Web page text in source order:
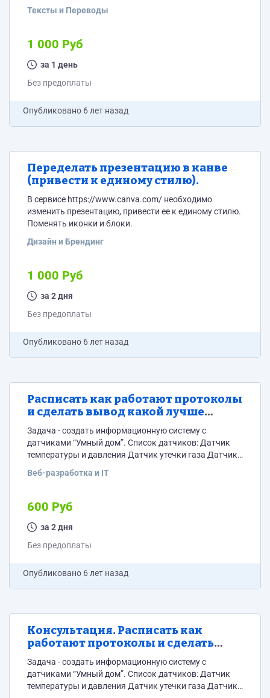
перенести игроков, создать матчи и заполнить
https://docs.google.com/document/d/
usp=sharing
Тексты и Переводы
1 000 Руб
за 1 день
Без предоплаты
Опубликовано 6 лет назад
Переделать презентацию в канве
(привести к единому стилю).
В сервисе https://www.canva.com/ необходимо
изменить презентацию, привести ее к единому стилю.
Поменять иконки и блоки.
Дизайн и Брендинг
1 000 Руб
за 2 дня
Без предоплаты
Опубликовано 6 лет назад
Расписать как работают протоколы
и сделать вывод какой лучше
подходит для нашей задачи.
Задача - создать информационную систему с
датчиками “Умный дом”. Список датчиков: Датчик
температуры и давления Датчик утечки газа Датчик
Датчик влажности Главный хаб. Обрабатывает
всю информацию в информационную систему по
https://aliexpress.ru/item/32862421810.html?
61c3-4c14-94ca-09fc7fe397fa&algo_expid=8ff78185-
Требования к передачи данных. Передача данных от
менее 100 метров....
Веб-разработка и IT
600 Руб
за 2 дня
Без предоплаты
Опубликовано 6 лет назад
Консультация. Расписать как
работают протоколы и сделать
вывод какой лучше подходит для
нашей задачи.
Задача - создать информационную систему с
датчиками “Умный дом”. Список датчиков: Датчик
температуры и давления Датчик утечки газа Датчик